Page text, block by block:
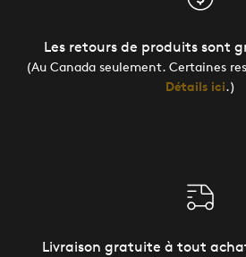
Les retours de produits sont
(Au Canada seulement. Certaines
Détails ici.)
Livraison gratuite à tout